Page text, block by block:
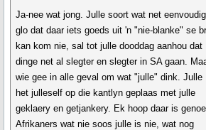
Ja-nee wat jong. Julle soort wat net
glo dat daar iets goeds uit 'n "nie-blanke" se
kan kom nie, sal tot julle dooddag aanhou dat
dinge net al slegter en slegter in SA gaan.
wie gee in alle geval om wat "julle" dink. Julle
het julleself op die kantlyn geplaas met julle
geklaery en getjankery. Ek hoop daar is
Afrikaners wat nie soos julle is nie, wat nog